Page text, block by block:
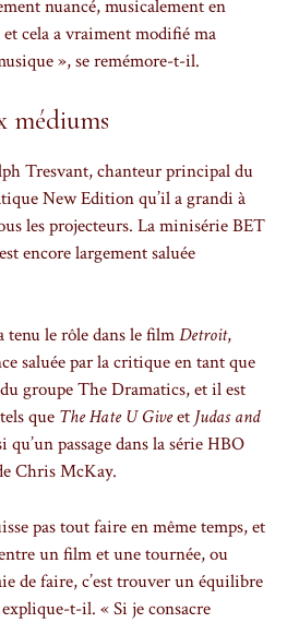
nuancé, musicalement en
cela a vraiment modifié ma
», se remémore-t-il.
médiums
Tresvant, chanteur principal du
New Edition qu’il a grandi à
les projecteurs. La minisérie BET
est encore largement saluée
tenu le rôle dans le filmDetroit,
saluée par la critique en tant que
groupe The Dramatics, et il est
que The Hate U Giveet Judas and
qu’un passage dans la série HBO
Chris McKay.
pas tout faire en même temps, et
un film et une tournée, ou
de faire, c’est trouver un équilibre
t-il. « Si je consacre